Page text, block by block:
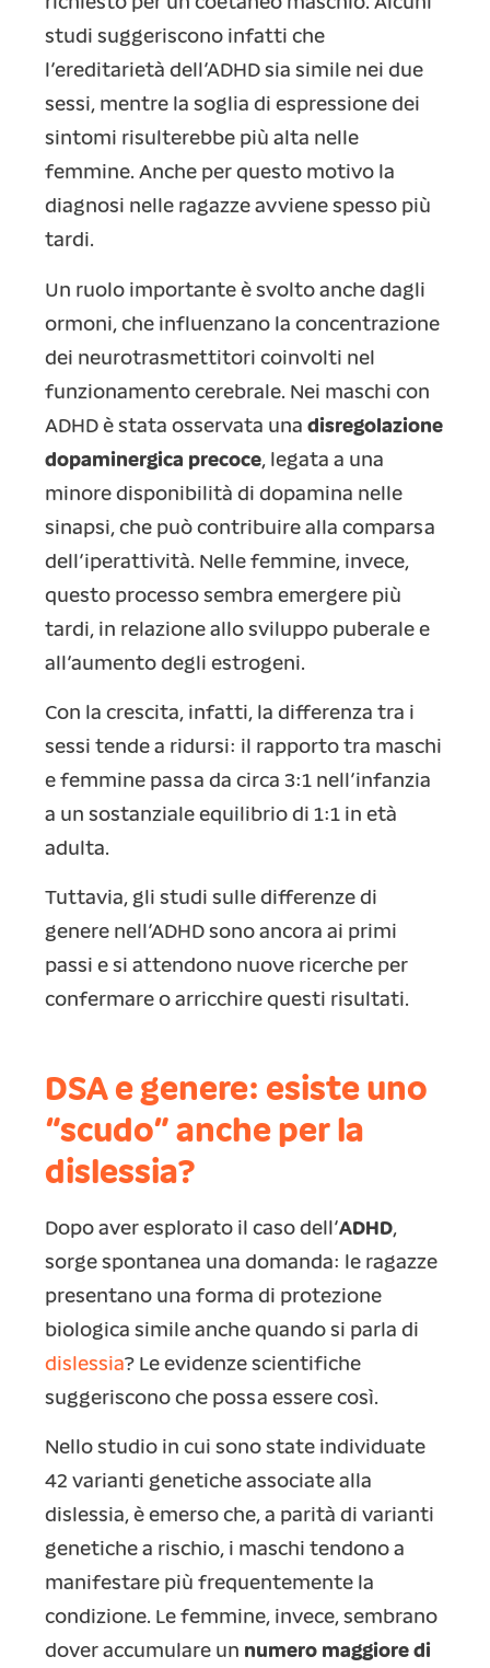
studi suggeriscono infatti che
l’ereditarietà dell’ADHD sia simile nei due
sessi, mentre la soglia di espressione dei
sintomi risulterebbe più alta nelle
femmine. Anche per questo motivo la
diagnosi nelle ragazze avviene spesso più
tardi.
Un ruolo importante è svolto anche dagli
ormoni, che influenzano la concentrazione
dei neurotrasmettitori coinvolti nel
funzionamento cerebrale. Nei maschi con
ADHD è stata osservata una disregolazione
dopaminergica precoce, legata a una
minore disponibilità di dopamina nelle
sinapsi, che può contribuire alla comparsa
dell’iperattività. Nelle femmine, invece,
questo processo sembra emergere più
tardi, in relazione allo sviluppo puberale e
all’aumento degli estrogeni.
Con la crescita, infatti, la differenza tra i
sessi tende a ridursi: il rapporto tra maschi
e femmine passa da circa 3:1 nell’infanzia
a un sostanziale equilibrio di 1:1 in età
adulta.
Tuttavia, gli studi sulle differenze di
genere nell’ADHD sono ancora ai primi
passi e si attendono nuove ricerche per
confermare o arricchire questi risultati.
DSA e genere: esiste uno
“scudo” anche per la
dislessia?
Dopo aver esplorato il caso dell’ADHD,
sorge spontanea una domanda: le ragazze
presentano una forma di protezione
biologica simile anche quando si parla di
dislessia? Le evidenze scientifiche
suggeriscono che possa essere così.
Nello studio in cui sono state individuate
42 varianti genetiche associate alla
dislessia, è emerso che, a parità di varianti
genetiche a rischio, i maschi tendono a
manifestare più frequentemente la
condizione. Le femmine, invece, sembrano
dover accumulare un numero maggiore di